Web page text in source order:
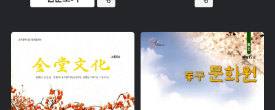
주제 :
유형 :
생산 :
주제 :
생산 :